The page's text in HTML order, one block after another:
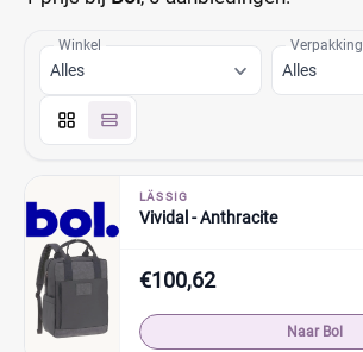
Winkel
Alles
Verpakking
Alles
LÄSSIG
Vividal - Anthracite
€100,62
Naar Bol